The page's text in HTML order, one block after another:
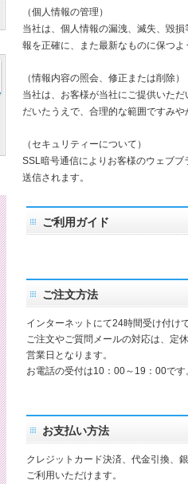
（個人情報の管理）
当社は、個人情報の漏洩、滅失、毀
報を正確に、また最新なものに保つ
（情報内容の照会、修正または削除）
当社は、お客様が当社にご提供いた
だいたうえで、合理的な範囲ですみ
（セキュリティーについて）
SSL暗号通信によりお客様のウェブ
送信されます。
ご利用ガイド
ご注文方法
インターネットにて24時間受け付け
ご注文やご質問メールの対応は、定
営業日となります。
お電話の受付は10：00～19：00です
お支払い方法
クレジットカード決済、代金引換、
ご利用いただけます。